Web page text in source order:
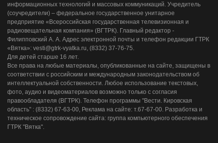
информационных технологий и массовых коммуникаций. Учредитель
(соучредители) – федеральное государственное унитарное
предприятие «Всероссийская государственная телевизионная и
радиовещательная компания» (ВГТРК). Главный редактор -
Филипповский А. А. Адрес электронной почты и телефон редакции ГТРК
«Вятка»: vesti@gtrk-vyatka.ru, (8332) 37-76-75.
Для детей старше 16 лет.
Все права на любые материалы, опубликованные на сайте, защищены в
соответствии с российским и международным законодательством об
интеллектуальной собственности. Любое использование текстовых,
фото, аудио и видеоматериалов возможно только с согласия
правообладателя (ВГТРК). Телефон программы "Вести. Кировская
область" : (8332) 67-63-00, Реклама на сайте: т.67-67-00. Разработка и
техническое сопровождение сайта: группа компьютерного обеспечения
ГТРК "Вятка".